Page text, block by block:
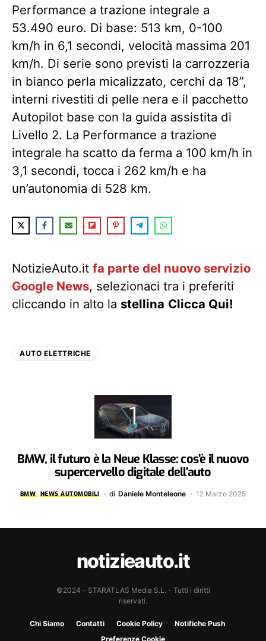
Performance a trazione integrale a
53.490 euro. Di base: 513 km, 0-100
km/h in 6,1 secondi, velocità massima 201
km/h. Di serie sono previsti la carrozzeria
in bianco perla micalizzato, cerchi da 18”,
interni rivestiti di pelle nera e il pacchetto
Autopilot base con la guida assistita di
Livello 2. La Performance a trazione
integrale ha scatto da ferma a 100 km/h in
3,1 secondi, tocca i 262 km/h e ha
un’autonomia di 528 km.
NotizieAuto.it fa parte del nuovo servizio
Google News, selezionaci tra i preferiti
cliccando in alto la stellina Clicca Qui!
AUTO ELETTRICHE
BMW, il futuro è la Neue Klasse: cos’è il nuovo
supercervello digitale dell’auto
BMW NEWS AUTOMOBILI di Daniele Monteleone 12 Marzo 2025
notizieauto.it
©2024 - STARATLAS Media S.L. - Tutti i diritti
riservati.
Chi Siamo Contatti Cookie Policy
Notifiche Push
Preferenze Cookie